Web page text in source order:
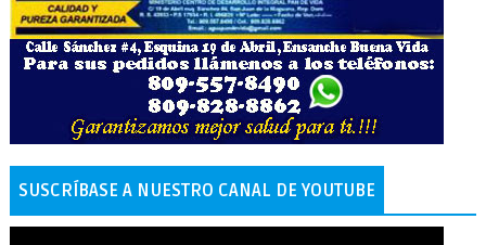
SUSCRÍBASE A NUESTRO CANAL DE YOUTUBE